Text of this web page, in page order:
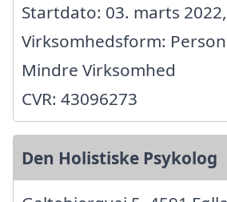
Startdato: 03. marts 2022,
Virksomhedsform:
Mindre Virksomhed
CVR: 43096273
Den Holistiske Psykolog